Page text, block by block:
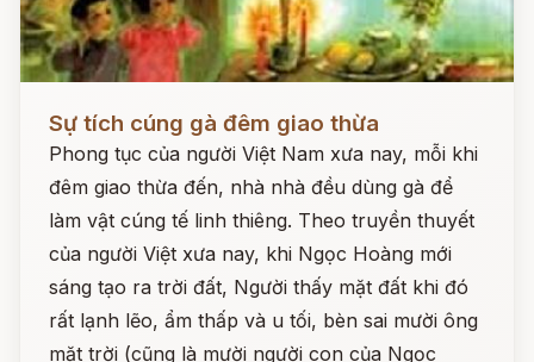
Sự tích cúng gà đêm giao thừa
Phong tục của người Việt Nam xưa nay, mỗi khi
đêm giao thừa đến, nhà nhà đều dùng gà để
làm vật cúng tế linh thiêng. Theo truyền thuyết
của người Việt xưa nay, khi Ngọc Hoàng mới
sáng tạo ra trời đất, Người thấy mặt đất khi đó
rất lạnh lẽo, ẩm thấp và u tối, bèn sai mười ông
mặt trời (cũng là mười người con của Ngọc